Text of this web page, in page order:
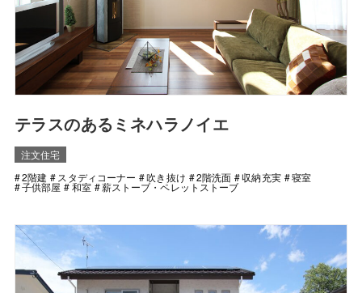
テラスのあるミネハラノイエ
注文住宅
2階建
スタディコーナー 吹き抜け 2階洗面 収納充実 寝室
子供部屋 和室 薪ストーブ・ペレットストーブ